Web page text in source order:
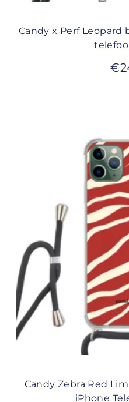
Candy x Perf Leopard
€
Candy Zebra Red
iPhone